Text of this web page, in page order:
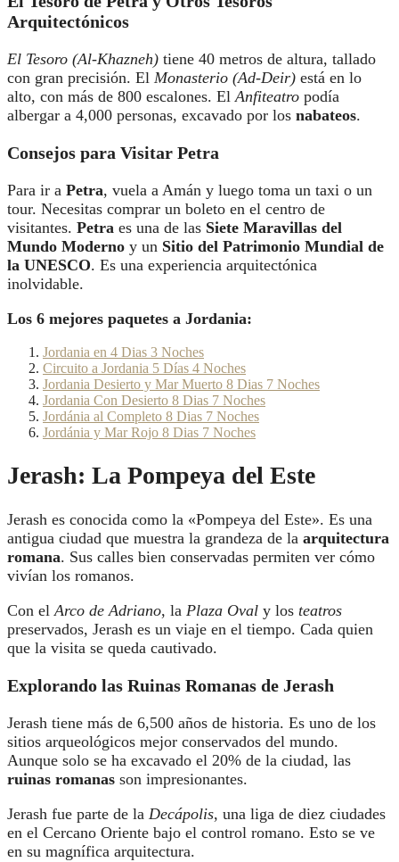
Arquitectónicos
El Tesoro (Al-Khazneh) tiene 40 metros de altura, tallado
con gran precisión. El Monasterio (Ad-Deir) está en lo
alto, con más de 800 escalones. El Anfiteatro podía
albergar a 4,000 personas, excavado por los nabateos.
Consejos para Visitar Petra
Para ir a Petra, vuela a Amán y luego toma un taxi o un
tour. Necesitas comprar un boleto en el centro de
visitantes. Petra es una de las Siete Maravillas del
Mundo Moderno y un Sitio del Patrimonio Mundial de
la UNESCO. Es una experiencia arquitectónica
inolvidable.
Los 6 mejores paquetes a Jordania:
Jordania en 4 Dias 3 Noches
Circuito a Jordania 5 Días 4 Noches
Jordania Desierto y Mar Muerto 8 Dias 7 Noches
Jordania Con Desierto 8 Dias 7 Noches
Jordánia al Completo 8 Dias 7 Noches
Jordánia y Mar Rojo 8 Dias 7 Noches
Jerash: La Pompeya del Este
Jerash es conocida como la «Pompeya del Este». Es una
antigua ciudad que muestra la grandeza de la arquitectura
romana. Sus calles bien conservadas permiten ver cómo
vivían los romanos.
Con elArco de Adriano, la Plaza Oval y los teatros
preservados, Jerash es un viaje en el tiempo. Cada quien
que la visita se queda cautivado.
Explorando las Ruinas Romanas de Jerash
Jerash tiene más de 6,500 años de historia. Es uno de los
sitios arqueológicos mejor conservados del mundo.
Aunque solo se ha excavado el 20% de la ciudad, las
ruinas romanas son impresionantes.
Jerash fue parte de la Decápolis, una liga de diez ciudades
en el Cercano Oriente bajo el control romano. Esto se ve
en su magnífica arquitectura.